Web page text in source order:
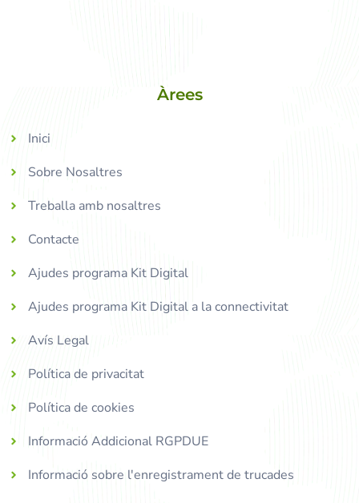
Àrees
Inici
Sobre Nosaltres
Treballa amb nosaltres
Contacte
Ajudes programa Kit Digital
Ajudes programa Kit Digital a la connectivitat
Avís Legal
Política de privacitat
Política de cookies
Informació Addicional RGPDUE
Informació sobre l'enregistrament de trucades